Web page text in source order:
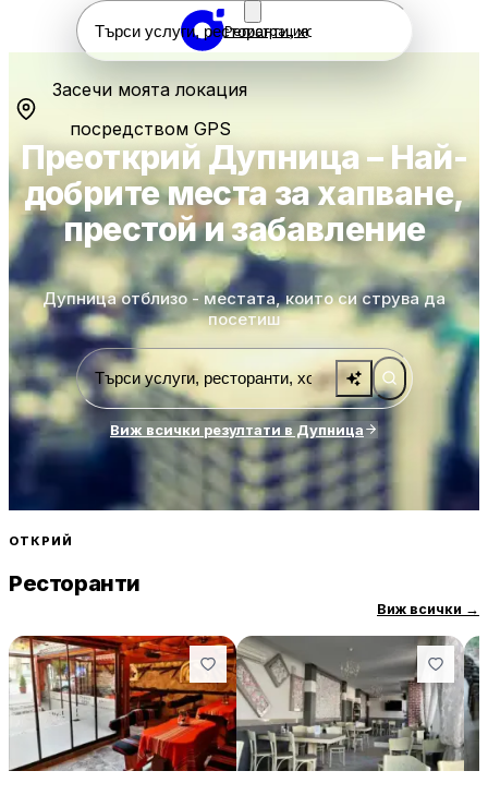
Регистрация
Преоткрий Дупница – Най-
добрите места за хапване,
престой и забавление
Дупница отблизо - местата, които си струва да
посетиш
Засечи моята локация
посредством GPS
Виж всички резултати в Дупница
ОТКРИЙ
Ресторанти
Виж всички →